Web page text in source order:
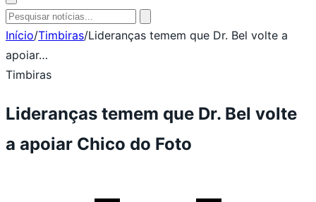
busca
Pesquisar
por:
Início/Timbiras/Lideranças temem que Dr. Bel volte a
apoiar…
Timbiras
Lideranças temem que Dr. Bel volte
a apoiar Chico do Foto